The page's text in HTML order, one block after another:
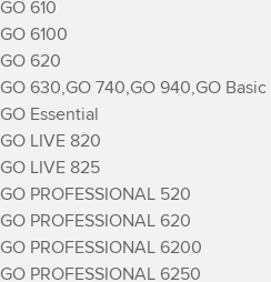
GO 610
GO 6100
GO 620
GO 630,GO 740,GO 940,GO Basic
GO Essential
GO LIVE 820
GO LIVE 825
GO PROFESSIONAL 520
GO PROFESSIONAL 620
GO PROFESSIONAL 6200
GO PROFESSIONAL 6250